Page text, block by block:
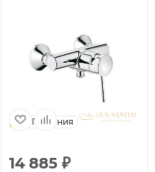
Германия
14 885 ₽